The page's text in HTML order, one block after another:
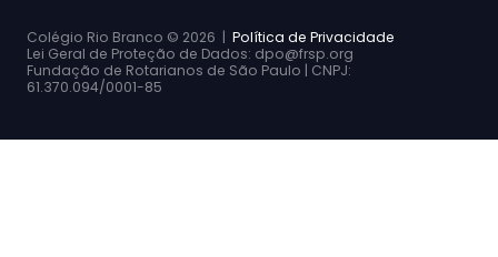
Colégio Rio Branco © 2026 | Política de Privacidade
Lei Geral de Proteção de Dados: dpo@frsp.org
Fundação de Rotarianos de São Paulo | CNPJ:
61.370.094/0001-85